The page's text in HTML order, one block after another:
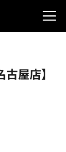
屋店】